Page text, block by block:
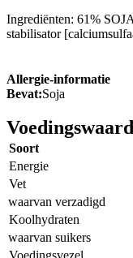
Ingrediënten: 61%
stabilisator
Allergie-informatie
Bevat:Soja
Soort
Energie
Vet
waarvan verzadigd
Koolhydraten
waarvan suikers